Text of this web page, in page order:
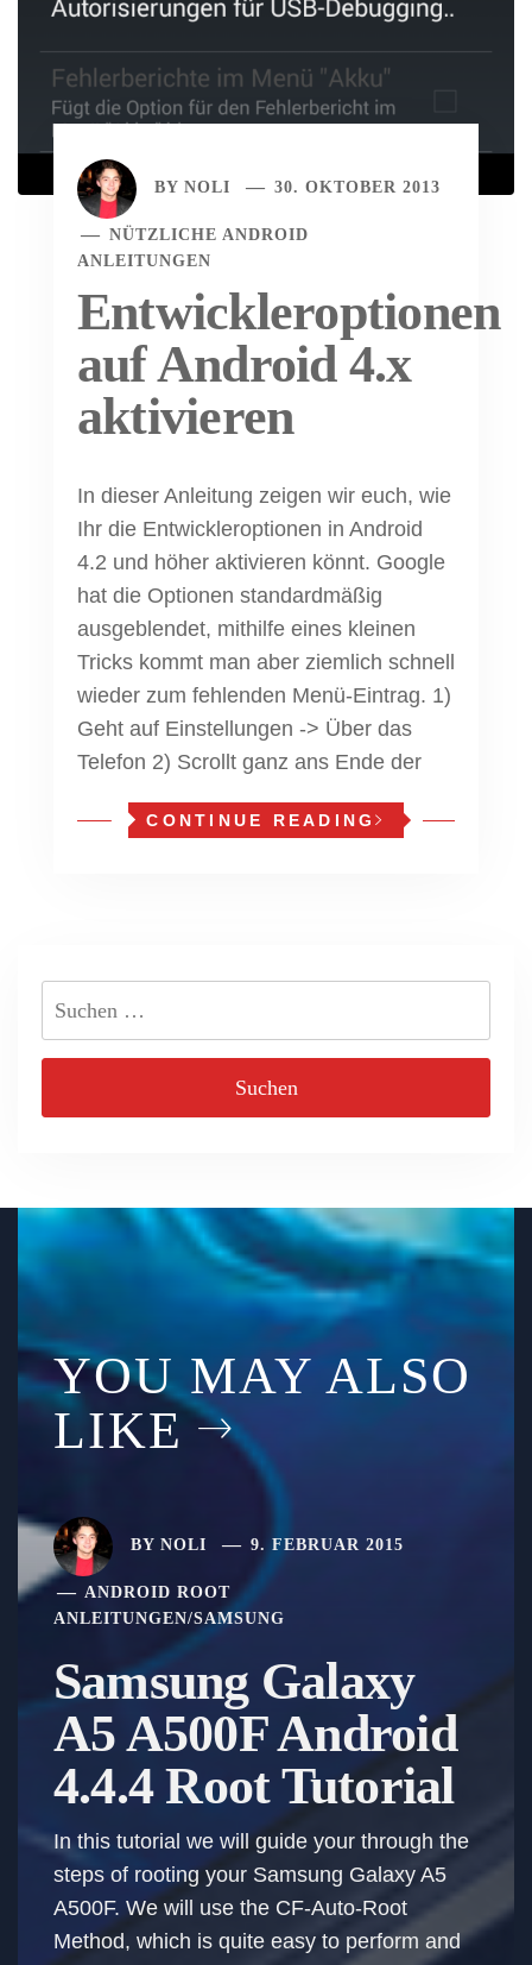
BY NOLI 30. OKTOBER 2013
NÜTZLICHE ANDROID
ANLEITUNGEN
Entwickleroptionen
auf Android 4.x
aktivieren
In dieser Anleitung zeigen wir euch, wie
Ihr die Entwickleroptionen in Android
4.2 und höher aktivieren könnt. Google
hat die Optionen standardmäßig
ausgeblendet, mithilfe eines kleinen
Tricks kommt man aber ziemlich schnell
wieder zum fehlenden Menü-Eintrag. 1)
Geht auf Einstellungen -> Über das
Telefon 2) Scrollt ganz ans Ende der
CONTINUE READING
YOU MAY ALSO
LIKE
BY NOLI 9. FEBRUAR 2015
ANDROID ROOT
ANLEITUNGEN/SAMSUNG
Samsung Galaxy
A5 A500F Android
4.4.4 Root Tutorial
In this tutorial we will guide your through the
steps of rooting your Samsung Galaxy A5
A500F. We will use the CF-Auto-Root
Method, which is quite easy to perform and